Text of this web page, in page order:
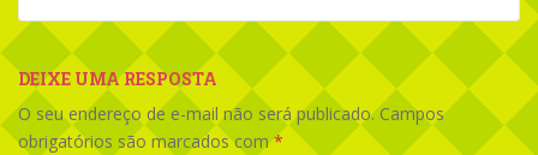
DEIXE UMA RESPOSTA
O seu endereço de e-mail não será publicado.Campos
obrigatórios são marcados com*